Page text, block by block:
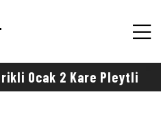
Ocak 2 Kare Pleytli